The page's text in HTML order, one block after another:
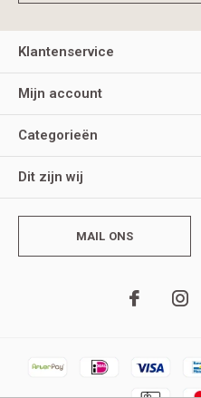
Klantenservice
Mijn account
Categorieën
Dit zijn wij
MAIL ONS